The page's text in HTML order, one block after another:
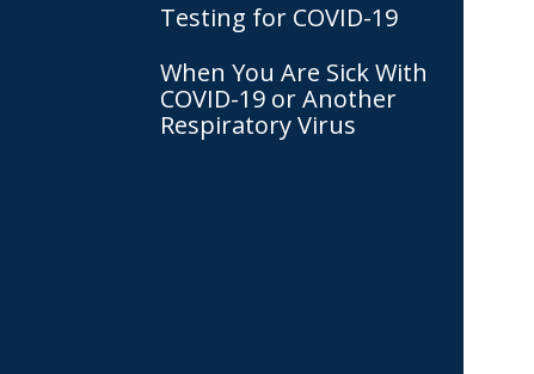
Testing for COVID-19
When You Are Sick With
COVID-19 or Another
Respiratory Virus